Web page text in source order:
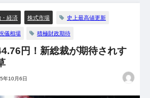
・経済 株式市場 史上最高値更新
儀相場 積極財政期待
円！新総裁が期待されす
年10月6日